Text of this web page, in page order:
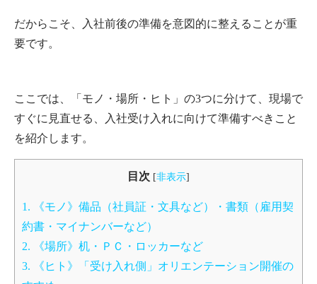
だからこそ、入社前後の準備を意図的に整えることが重
要です。
ここでは、「モノ・場所・ヒト」の3つに分けて、現場で
すぐに見直せる、入社受け入れに向けて準備すべきこと
を紹介します。
目次 [非表示]
1. 《モノ》備品（社員証・文具など）・書類（雇用契
約書・マイナンバーなど）
2. 《場所》机・ＰＣ・ロッカーなど
3. 《ヒト》「受け入れ側」オリエンテーション開催の